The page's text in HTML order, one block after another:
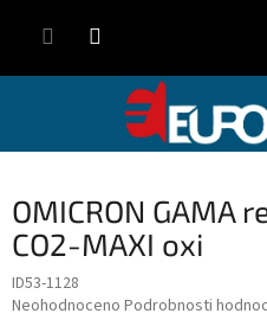
OMICRON GAMA
CO2-MAXI oxi
ID53-1128
Průměrné
Neohodnoceno Podrobnosti